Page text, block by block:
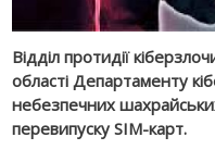
Відділ протидії
області Департаменту
небезпечних
перевипуску SIM-карт.